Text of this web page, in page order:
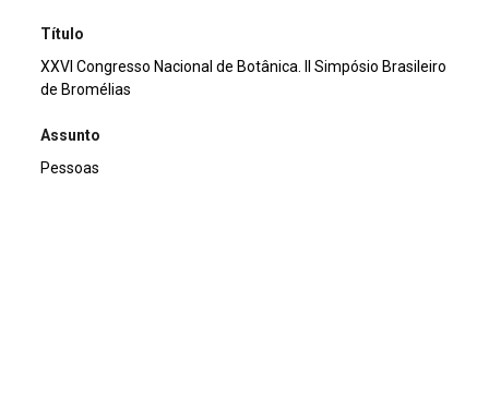
Título
XXVI Congresso Nacional de Botânica. II Simpósio Brasileiro
de Bromélias
Assunto
Pessoas